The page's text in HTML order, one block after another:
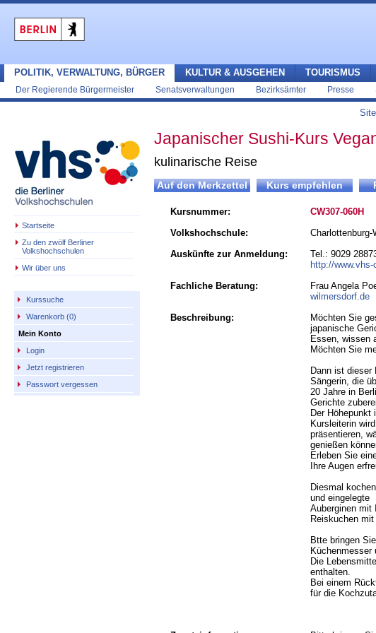
POLITIK, VERWALTUNG, BÜRGER
Der Regierende Bürgermeister Senatsverwaltungen Bezirksämter Presse
KULTUR & AUSGEHEN TOURISMUS
Startseite
Zu den zwölf Berliner
Volkshochschulen
Wir über uns
Kurssuche
Warenkorb (0)
Mein Konto
Login
Jetzt registrieren
Passwort vergessen
Japanischer Sushi-Kurs
kulinarische Reise
Kursnummer:
CW307-060H
Volkshochschule:
Charlottenburg-
Auskünfte zur Anmeldung:
Tel.: 9029
http://
Fachliche Beratung:
Frau Angela
wilmersdorf.de
Beschreibung:
Möchten Sie
japanische
Essen, wissen
Möchten Sie
Dann ist
Sängerin, die
20 Jahre in
Gerichte
Der
Kursleiterin
präsentieren,
genießen
Erleben Sie
Ihre Augen
Diesmal
und eingelegte
Auberginen mit
Reiskuchen mit
Btte bringen
Küchenmesser
Die
enthalten.
Bei einem
für die